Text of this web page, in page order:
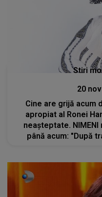
Stiri
20
Cine are grijă acum
apropiat al Ronei
neașteptate.
până acum: "După